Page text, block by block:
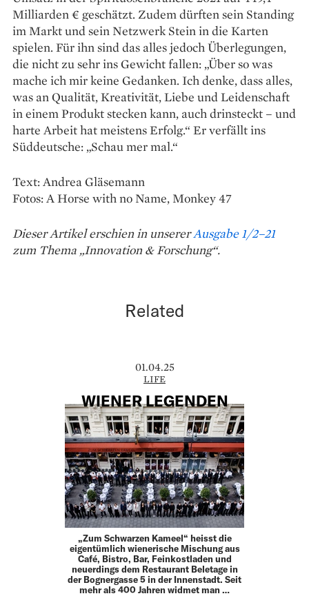
Milliarden € geschätzt. Zudem dürften sein Standing
im Markt und sein Netzwerk Stein in die Karten
spielen. Für ihn sind das alles jedoch Überlegungen,
die nicht zu sehr ins Gewicht fallen: „Über so was
mache ich mir keine ­Gedanken. Ich denke, dass alles,
was an Qualität, ­Kreativität, Liebe und Leidenschaft
in einem Produkt ­stecken kann, auch drinsteckt – und
harte Arbeit hat meis­tens Erfolg.“ Er verfällt ins
Süddeutsche: „Schau mer mal.“
Text: Andrea Gläsemann
Fotos: A Horse with no Name, Monkey 47
Dieser Artikel erschien in unsererAusgabe 1/2–21
zum Thema „Innovation & Forschung“.
Related
01.04.25
LIFE
WIENER LEGENDEN
„Zum Schwarzen Kameel“ heisst die
eigentümlich wienerische Mischung aus
Café, Bistro, Bar, Feinkostladen und
neuerdings dem Restaurant Beletage in
der Bognergasse 5 in der Innenstadt. Seit
mehr als 400 Jahren widmet man …